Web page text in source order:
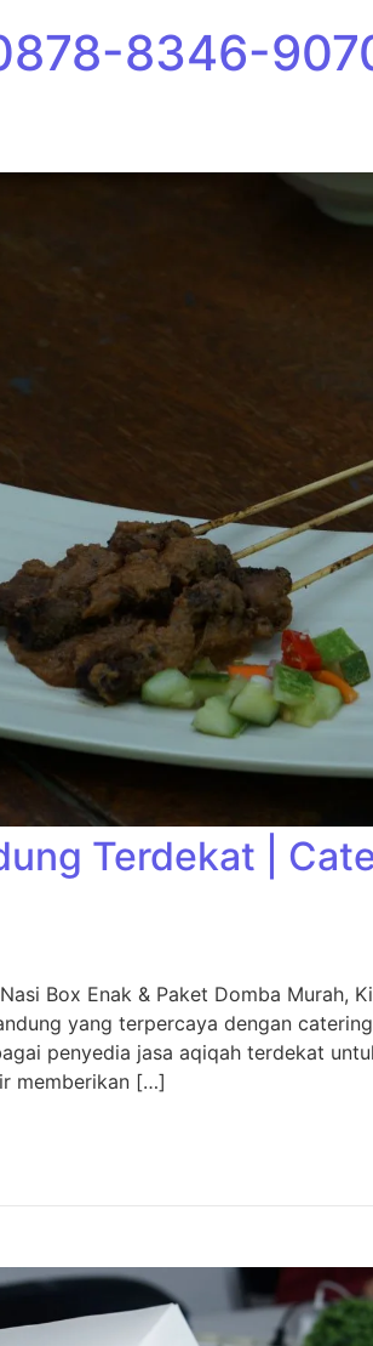
8346-
Terdekat |
Box Enak & Paket Domba Murah,
yang terpercaya dengan
penyedia jasa aqiqah terdekat
memberikan […]
Cangkuang Bandung Terdekat |